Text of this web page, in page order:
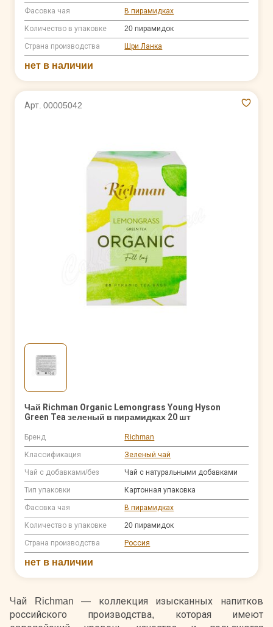
Чай Richman — коллекция изысканных напитков
российского производства, которая имеют
Фасовка чая В пирамидках
Количество в упаковке 20 пирамидок
Страна производства Шри Ланка
нет в наличии
Арт. 00005042
Чай Richman Organic Lemongrass Young Hyson
Green Tea зеленый в пирамидках 20 шт
Бренд Richman
Классификация Зеленый чай
Чай с добавками/без Чай с натуральными добавками
Тип упаковки Картонная упаковка
Фасовка чая В пирамидках
Количество в упаковке 20 пирамидок
Страна производства Россия
нет в наличии